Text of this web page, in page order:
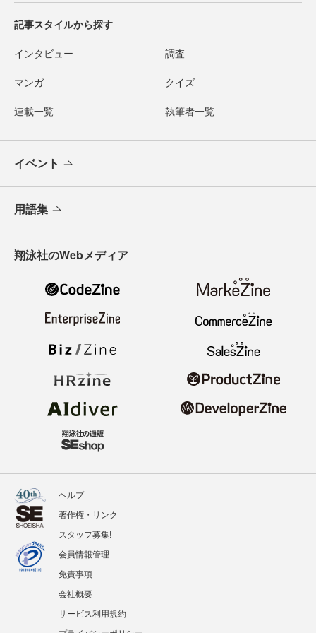
記事スタイルから探す
インタビュー 調査
マンガ クイズ
連載一覧 執筆者一覧
イベント
用語集
翔泳社のWebメディア
ヘルプ
著作権・リンク
スタッフ募集!
会員情報管理
免責事項
会社概要
サービス利用規約